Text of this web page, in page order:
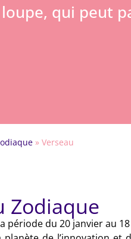
qui peut
» Verseau
Zodiaque
période du 20 janvier au